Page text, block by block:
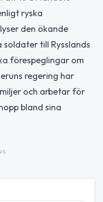
ryska
den ökande
till Rysslands
förespeglingar om
regering har
och arbetar för
bland sina